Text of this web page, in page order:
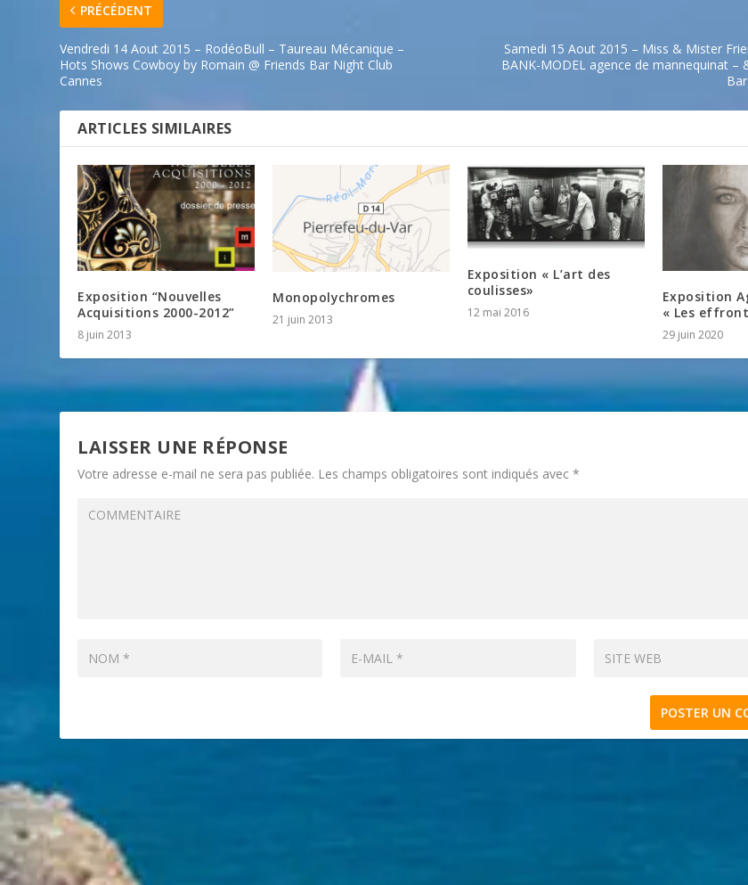
PRÉCÉDENT
Vendredi 14 Aout 2015 – RodéoBull – Taureau Mécanique –
Hots Shows Cowboy by Romain @ Friends Bar Night Club
Cannes
Samedi 15 Aout 2015 – Miss & Mister
BANK-MODEL agence de mannequinat –
ARTICLES SIMILAIRES
Exposition “Nouvelles
Acquisitions 2000-2012”
8 juin 2013
Monopolychromes
21 juin 2013
Exposition « L’art des
coulisses»
12 mai 2016
Exposition
« Les
29 juin 2020
LAISSER UNE RÉPONSE
Votre adresse e-mail ne sera pas publiée. Les champs obligatoires sont indiqués avec*